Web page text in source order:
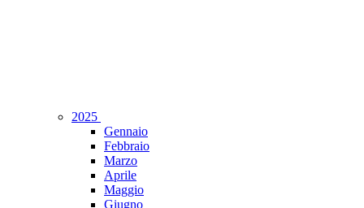
2025
Gennaio
Febbraio
Marzo
Aprile
Maggio
Giugno